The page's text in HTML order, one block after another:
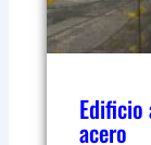
Edificio
acero